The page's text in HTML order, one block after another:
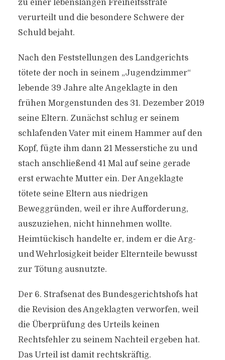
zu einer lebenslangen Freiheitsstrafe
verurteilt und die besondere Schwere der
Schuld bejaht.
Nach den Feststellungen des Landgerichts
tötete der noch in seinem „Jugendzimmer“
lebende 39 Jahre alte Angeklagte in den
frühen Morgenstunden des 31. Dezember 2019
seine Eltern. Zunächst schlug er seinem
schlafenden Vater mit einem Hammer auf den
Kopf, fügte ihm dann 21 Messerstiche zu und
stach anschließend 41 Mal auf seine gerade
erst erwachte Mutter ein. Der Angeklagte
tötete seine Eltern aus niedrigen
Beweggründen, weil er ihre Aufforderung,
auszuziehen, nicht hinnehmen wollte.
Heimtückisch handelte er, indem er die Arg-
und Wehrlosigkeit beider Elternteile bewusst
zur Tötung ausnutzte.
Der 6. Strafsenat des Bundesgerichtshofs hat
die Revision des Angeklagten verworfen, weil
die Überprüfung des Urteils keinen
Rechtsfehler zu seinem Nachteil ergeben hat.
Das Urteil ist damit rechtskräftig.